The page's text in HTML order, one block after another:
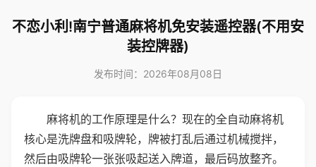
不恋小利!南宁普通麻将机免安装遥控器(不用安
装控牌器)
发布时间：2026年08月08日
麻将机的工作原理是什么？现在的全自动麻将机
核心是洗牌盘和吸牌轮，牌被打乱后通过机械搅拌，
然后由吸牌轮一张张吸起送入牌道，最后码放整齐。